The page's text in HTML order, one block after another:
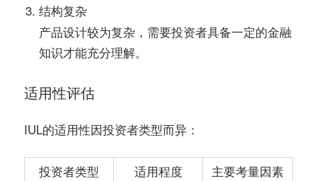
结构复杂
产品设计较为复杂，需要投资者具备一定的金融
知识才能充分理解。
适用性评估
IUL的适用性因投资者类型而异：
投资者类型 适用程度 主要考量因素